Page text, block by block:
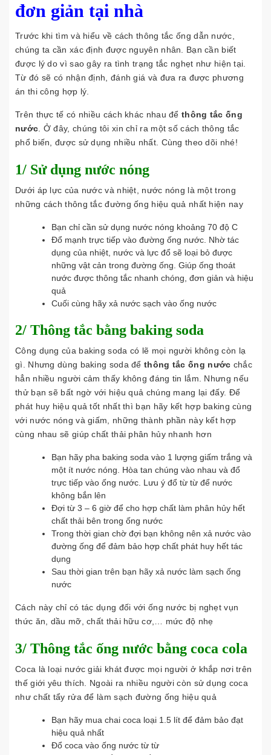
đơn giản tại nhà
Trước khi tìm và hiểu về cách thông tắc ống dẫn nước,
chúng ta cần xác định được nguyên nhân. Bạn cần biết
được lý do vì sao gây ra tình trạng tắc nghẹt như hiện tại.
Từ đó sẽ có nhận định, đánh giá và đưa ra được phương
án thi công hợp lý.
Trên thực tế có nhiều cách khác nhau để thông tắc ống
nước . Ở đây, chúng tôi xin chỉ ra một số cách thông tắc
phổ biến, được sử dụng nhiều nhất. Cùng theo dõi nhé!
1/ Sử dụng nước nóng
Dưới áp lực của nước và nhiệt, nước nóng là một trong
những cách thông tắc đường ống hiệu quả nhất hiện nay
Bạn chỉ cần sử dụng nước nóng khoảng 70 độ C
Đổ mạnh trực tiếp vào đường ống nước. Nhờ tác
dụng của nhiệt, nước và lực đổ sẽ loại bỏ được
những vật cản trong đường ống. Giúp ống thoát
nước được thông tắc nhanh chóng, đơn giản và hiệu
quả
Cuối cùng hãy xả nước sạch vào ống nước
2/ Thông tắc bằng baking soda
Công dụng của baking soda có lẽ mọi người không còn lạ
gì. Nhưng dùng baking soda đểthông tắc ống nước chắc
hẳn nhiều người cảm thấy không đáng tin lắm. Nhưng nếu
thử bạn sẽ bất ngờ với hiệu quả chúng mang lại đấy. Để
phát huy hiệu quả tốt nhất thì bạn hãy kết hợp baking cùng
với nước nóng và giấm, những thành phần này kết hợp
cùng nhau sẽ giúp chất thải phân hủy nhanh hơn
Bạn hãy pha baking soda vào 1 lượng giấm trắng và
một ít nước nóng. Hòa tan chúng vào nhau và đổ
trực tiếp vào ống nước. Lưu ý đổ từ từ để nước
không bắn lên
Đợi từ 3 – 6 giờ để cho hợp chất làm phân hủy hết
chất thải bên trong ống nước
Trong thời gian chờ đợi bạn không nên xả nước vào
đường ống để đảm bảo hợp chất phát huy hết tác
dụng
Sau thời gian trên bạn hãy xả nước làm sạch ống
nước
Cách này chỉ có tác dụng đối với ống nước bị nghẹt vụn
thức ăn, dầu mỡ, chất thải hữu cơ,… mức độ nhẹ
3/ Thông tắc ống nước bằng coca cola
Coca là loại nước giải khát được mọi người ở khắp nơi trên
thế giới yêu thích. Ngoài ra nhiều người còn sử dụng coca
như chất tẩy rửa để làm sạch đường ống hiệu quả
Bạn hãy mua chai coca loại 1.5 lít để đảm bảo đạt
hiệu quả nhất
Đổ coca vào ống nước từ từ